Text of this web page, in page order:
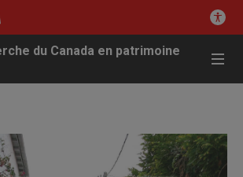
du Canada en patrimoine